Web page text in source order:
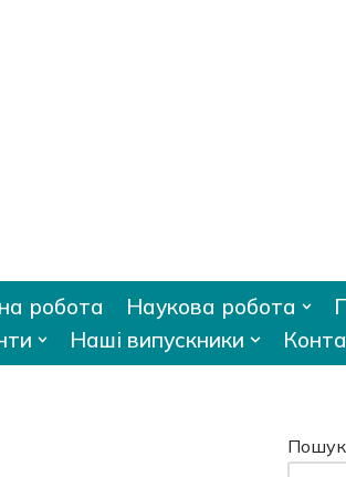
робота Наукова робота
Наші випускники
Пошук